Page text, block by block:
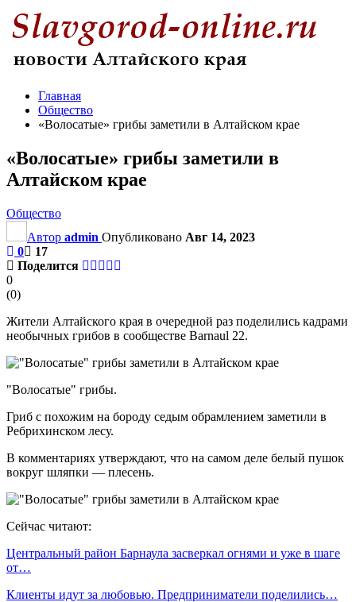
Главная
Общество
«Волосатые» грибы заметили в Алтайском крае
«Волосатые» грибы заметили в
Алтайском крае
Общество
Автор admin Опубликовано Авг 14, 2023
0
17
Поделится
0
(0)
Жители Алтайского края в очередной раз поделились кадрами
необычных грибов в сообществе Barnaul 22.
"Волосатые" грибы.
Гриб с похожим на бороду седым обрамлением заметили в
Ребрихинском лесу.
В комментариях утверждают, что на самом деле белый пушок
вокруг шляпки — плесень.
Сейчас читают:
Центральный район Барнаула засверкал огнями и уже в шаге
от…
Клиенты идут за любовью. Предприниматели поделились…